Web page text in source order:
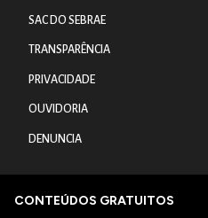
SAC DO SEBRAE
TRANSPARÊNCIA
PRIVACIDADE
OUVIDORIA
DENUNCIA
CONTEÚDOS GRATUITOS